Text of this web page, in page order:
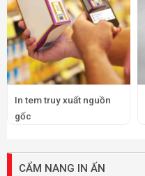
In tem truy xuất nguồn
gốc
CẨM NANG IN ẤN